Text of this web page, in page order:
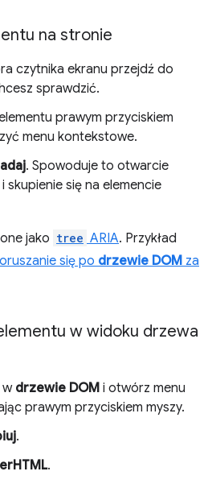
na stronie
czytnika ekranu przejdź do
sprawdzić.
prawym przyciskiem
menu kontekstowe.
. Spowoduje to otwarcie
i skupienie się na elemencie
jako tree ARIA. Przykład
się po drzewie DOM za
w widoku drzewa
w drzewie DOM i otwórz menu
prawym przyciskiem myszy.
.
.